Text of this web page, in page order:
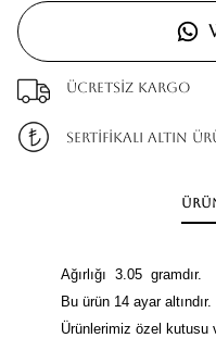
Ücretsiz kargo
SERTİFİKALI ALTIN
Ağırlığı 3.05 gramdır.
Bu ürün 14 ayar altındır.
Ürünlerimiz özel kutusu